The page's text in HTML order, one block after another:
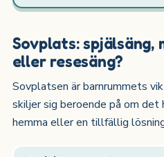
Sovplats: spjälsäng,
eller resesäng?
Sovplatsen är barnrummets
skiljer sig beroende på om det
hemma eller en tillfällig